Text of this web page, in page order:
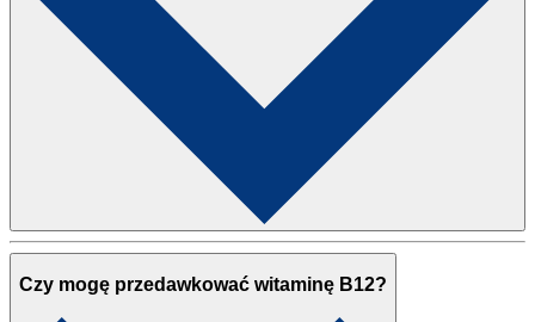
Czy mogę przedawkować witaminę B12?